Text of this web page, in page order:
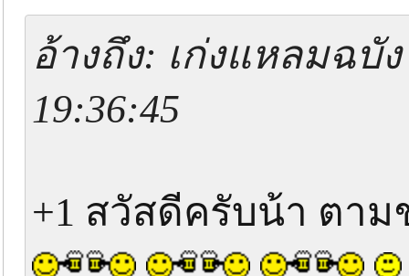
อ้างถึง: เก่งแหลมฉบัง
19:36:45
+1 สวัสดีครับน้า ตา